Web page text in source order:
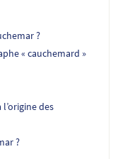
?
« cauchemard »
des
?